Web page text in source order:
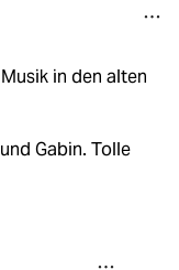
in den alten
Gabin. Tolle